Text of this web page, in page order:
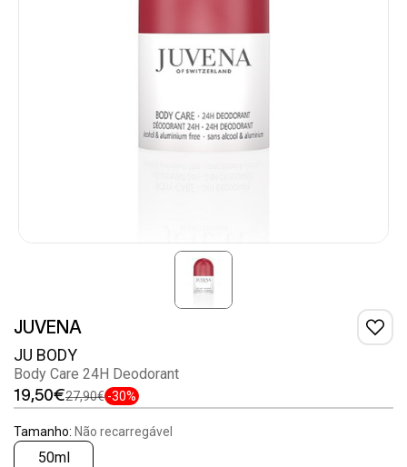
JUVENA
JU BODY
Body Care 24H Deodorant
19,50€27,90€ -30%
Tamanho: Não recarregável
50ml